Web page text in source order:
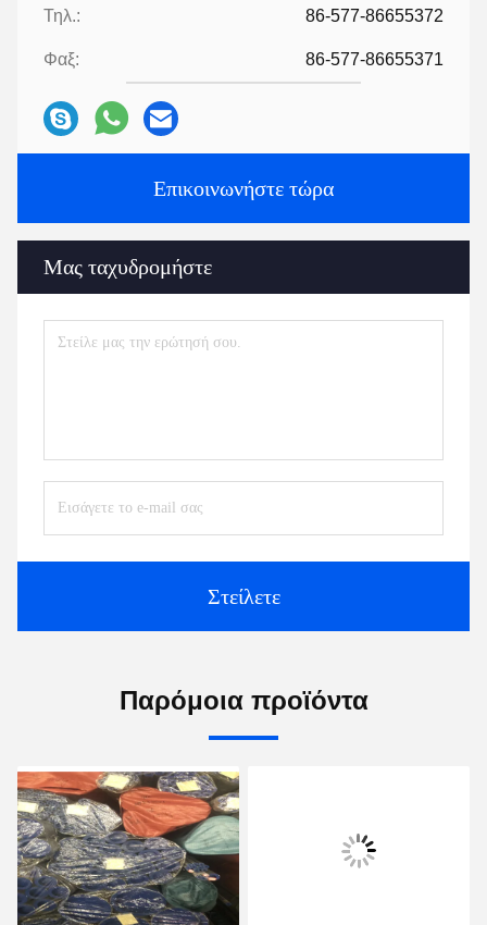
Τηλ.: 86-577-86655372
Φαξ: 86-577-86655371
Επικοινωνήστε τώρα
Μας ταχυδρομήστε
Στείλετε
Παρόμοια προϊόντα